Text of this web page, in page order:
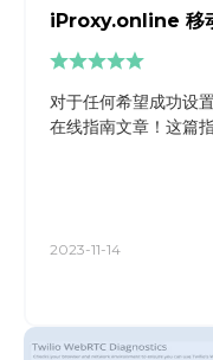
iProxy.online 移
对于任何希望成功设
在线指南文章！这篇
2023-11-14